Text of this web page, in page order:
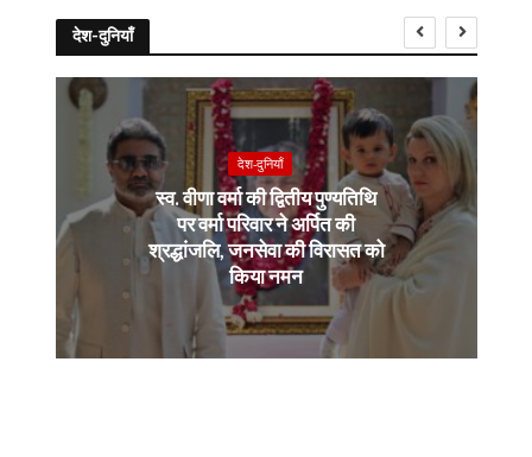
देश-दुनियाँ
देश-दुनियाँ
स्व. वीणा वर्मा की द्वितीय पुण्यतिथि
पर वर्मा परिवार ने अर्पित की
श्रद्धांजलि, जनसेवा की विरासत को
किया नमन